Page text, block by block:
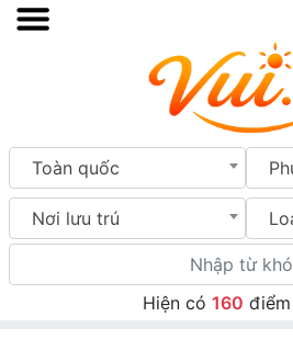
Toàn quốc
Nơi lưu trú
Hiện có 160